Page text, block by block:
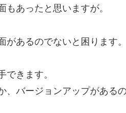
あったと思いますが。
あるのでないと困ります。
できます。
バージョンアップがあるの